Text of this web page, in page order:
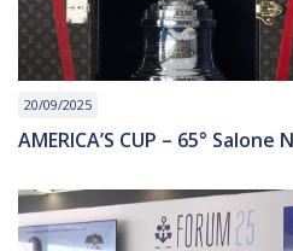
20/09/2025
AMERICA’S CUP – 65°